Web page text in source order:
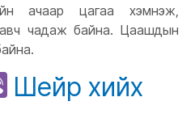
ачаар цагаа хэмнэж,
авч чадаж байна. Цаашдын
Viber
Шейр хийх